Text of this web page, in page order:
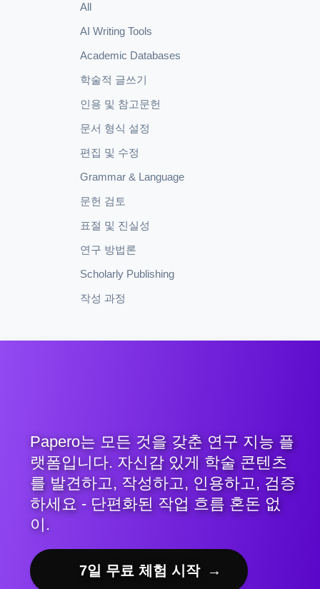
All
AI Writing Tools
Academic Databases
학술적 글쓰기
인용 및 참고문헌
문서 형식 설정
편집 및 수정
Grammar & Language
문헌 검토
표절 및 진실성
연구 방법론
Scholarly Publishing
작성 과정
Papero는 모든 것을 갖춘 연구 지능 플
랫폼입니다. 자신감 있게 학술 콘텐츠
를 발견하고, 작성하고, 인용하고, 검증
하세요 - 단편화된 작업 흐름 혼돈 없
이.
7일 무료 체험 시작 →